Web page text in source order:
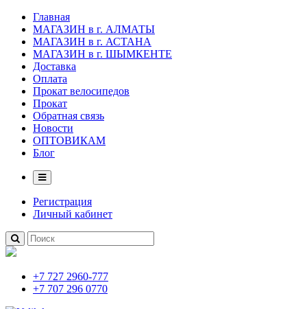
Главная
МАГАЗИН в г. АЛМАТЫ
МАГАЗИН в г. АСТАНА
МАГАЗИН в г. ШЫМКЕНТЕ
Доставка
Оплата
Прокат велосипедов
Прокат
Обратная связь
Новости
ОПТОВИКАМ
Блог
Регистрация
Личный кабинет
+7 727 2960-777
+7 707 296 0770